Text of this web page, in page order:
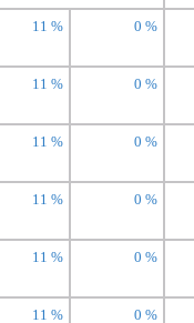
0 %
11 %
0 %
11 %
0 %
11 %
0 %
11 %
0 %
11 %
0 %
11 %